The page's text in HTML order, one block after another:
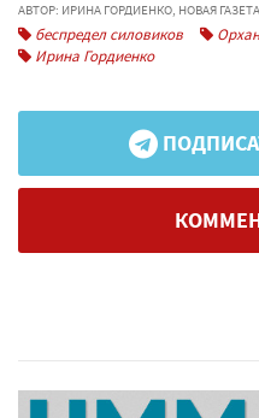
АВТОР: ИРИНА ГОРДИЕНКО, НОВАЯ ГАЗЕТА
беспредел силовиков
Ирина Гордиенко